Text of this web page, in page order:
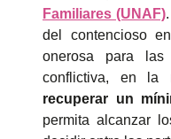
Familiares (UNAF)
del contencioso
onerosa para
conflictiva, en la
recuperar un
permita alcanzar